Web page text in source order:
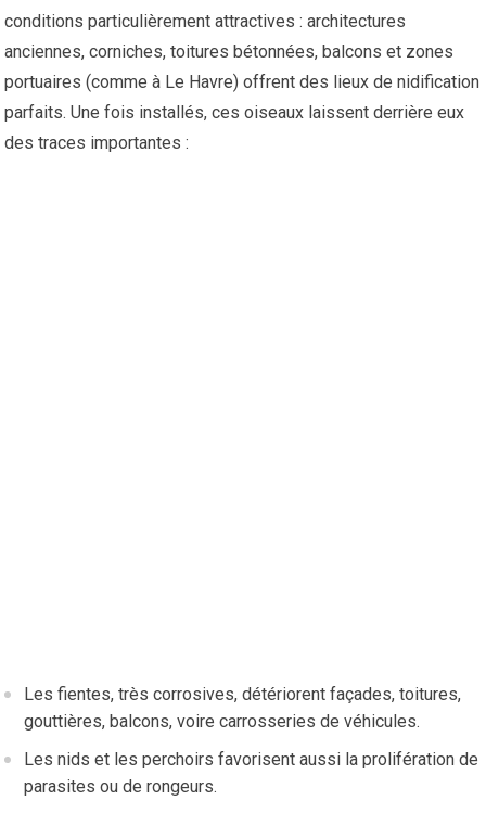
conditions particulièrement attractives : architectures
anciennes, corniches, toitures bétonnées, balcons et zones
portuaires (comme à Le Havre) offrent des lieux de nidification
parfaits. Une fois installés, ces oiseaux laissent derrière eux
des traces importantes :
Les fientes, très corrosives, détériorent façades, toitures,
gouttières, balcons, voire carrosseries de véhicules.
Les nids et les perchoirs favorisent aussi la prolifération de
parasites ou de rongeurs.